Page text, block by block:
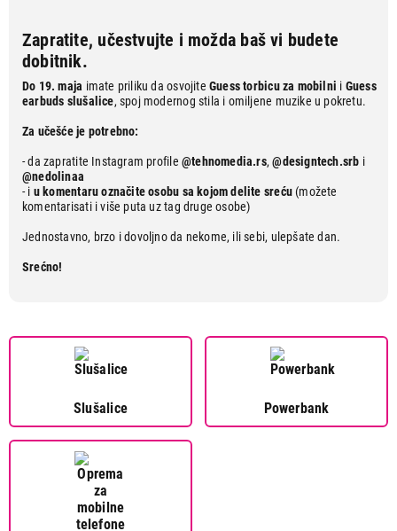
Zapratite, učestvujte i možda baš vi budete
dobitnik.
Do 19. maja imate priliku da osvojite Guess torbicu za mobilni i Guess
earbuds slušalice, spoj modernog stila i omiljene muzike u pokretu.
Za učešće je potrebno:
- da zapratite Instagram profile @tehnomedia.rs,@designtech.srb i
@nedolinaa
- i u komentaru označite osobu sa kojom delite sreću(možete
komentarisati i više puta uz tag druge osobe)
Jednostavno, brzo i dovoljno da nekome, ili sebi, ulepšate dan.
Srećno!
Slušalice Powerbank